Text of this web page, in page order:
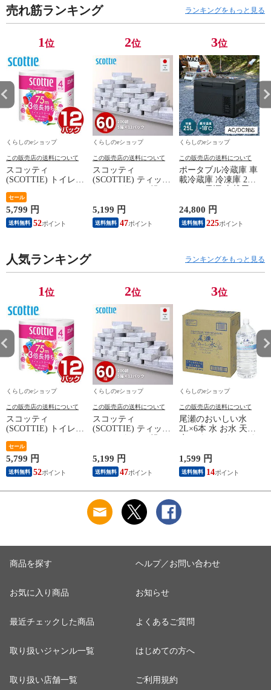
ク 【送料無料】
ク 【送料無料】
ク 【送料無料】
売れ筋ランキング ランキングをもっと見る
1位
くらしのeショップ
この販売店の送料について
スコッティ
(SCOTTIE) トイレッ
トペーパー フラワー
パック 3倍長持ち 4
ロール(ダブル) 4ロー
ル×12(48ロール) 3倍
ロール 3倍巻 トイレ
製紙クレシア 【送料
無料】
セール
5,799 円
送料無料 52
2位
くらしのeショップ
この販売店の送料について
スコッティ
(SCOTTIE) ティッシ
ュペーパー 200組 5
ティシュペーパー ま
とめ買い ケース販売
ボックスティッシュ
5,199 円
送料無料 47
3位
くらしのeショップ
この販売店の送料について
ポータブル冷蔵庫 車
載冷蔵庫 冷凍庫 25L
AC/DC電源 車載用
度 急速冷凍 コンプ
レッサー式 YFR-
AC252(B) ミニ冷蔵庫
カンド冷蔵庫 山善
24,800 円
送料無料 225
人気ランキング ランキングをもっと見る
1位
くらしのeショップ
この販売店の送料について
スコッティ
(SCOTTIE) トイレッ
トペーパー フラワー
パック 3倍長持ち 4
ロール(ダブル) 4ロー
ル×12(48ロール) 3倍
ロール 3倍巻 トイレ
セール
5,799 円
送料無料 52
2位
くらしのeショップ
この販売店の送料について
スコッティ
(SCOTTIE) ティッシ
ュペーパー 200組 5
ティシュペーパー ま
とめ買い ケース販売
ボックスティッシュ
シア 【送料無料】
5,199 円
送料無料 47
3位
くらしのeショップ
この販売店の送料について
尾瀬のおいしい水
2L×6本 水 お水 天然
水 ミネラルウォータ
トル 2L 名水百選 尾
瀬 国産 箱 ケース ま
とめ買い ニチネン
1,599 円
送料無料 14
商品を探す
お気に入り商品
最近チェックした商品
取り扱いジャンル一覧
取り扱い店舗一覧
ヘルプ／お問い合わせ
お知らせ
よくあるご質問
はじめての方へ
ご利用規約